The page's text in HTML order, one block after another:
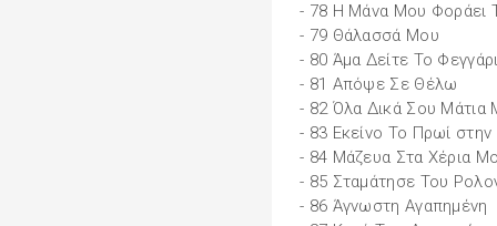
- 78 Η Μάνα Μου Φοράει
- 79 Θάλασσά Μου
- 80 Άμα Δείτε Το
- 81 Απόψε Σε Θέλω
- 82 Όλα Δικά Σου Μάτια
- 83 Εκείνο Το Πρωί στην
- 84 Μάζευα Στα Χέρια
- 85 Σταμάτησε Του
- 86 Άγνωστη Αγαπημένη